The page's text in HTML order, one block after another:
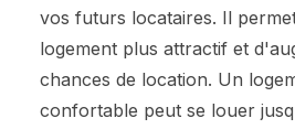
vos futurs locataires. Il
logement plus attractif et
chances de location. Un
confortable peut se louer